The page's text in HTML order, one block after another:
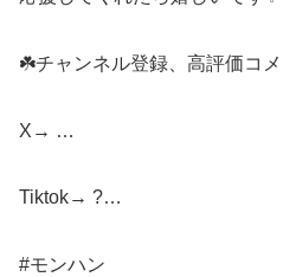
☘️チャンネル登録、高評価コ
X→ …
Tiktok→ ?…
#モンハン